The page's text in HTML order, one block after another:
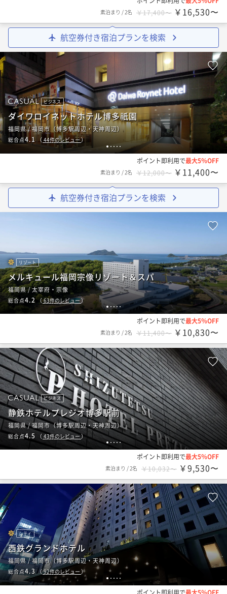
素泊まり /2名 ￥17,400〜 ￥16,530〜
航空券付き宿泊プランを検索
1 2 3 4 5
ビジネス
ダイワロイネットホテル博多祇園
福岡県 / 福岡市（博多駅周辺・天神周辺）
総合点4.1（ 44件のレビュー）
ポイント即利用で最大5％OFF
素泊まり /2名 ￥12,000〜 ￥11,400〜
航空券付き宿泊プランを検索
1 2345
リゾート
メルキュール福岡宗像リゾート＆スパ
福岡県 / 太宰府・宗像
総合点4.2（63件のレビュー）
ポイント即利用で最大5％OFF
素泊まり /2名 ￥11,400〜 ￥10,830〜
1 2 345
ビジネス
静鉄ホテルプレジオ博多駅前
福岡県 / 福岡市（博多駅周辺・天神周辺）
総合点4.5 （ 43件のレビュー）
ポイント即利用で最大5％OFF
素泊まり /2名 ￥10,032〜 ￥9,530〜
1 2 3 4 5
シティ
西鉄グランドホテル
福岡県 / 福岡市（博多駅周辺・天神周辺）
総合点4.3（92件のレビュー ）
ポイント即利用で最大5％OFF